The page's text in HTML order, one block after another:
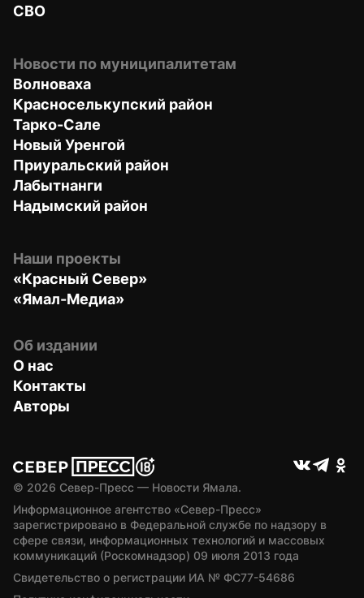
СВО
Новости по муниципалитетам
Волноваха
Красноселькупский район
Тарко-Сале
Новый Уренгой
Приуральский район
Лабытнанги
Надымский район
Наши проекты
«Красный Север»
«Ямал-Медиа»
Об издании
О нас
Контакты
Авторы
© 2026 Север-Пресс — Новости Ямала.
Информационное агентство «Север-Пресс»
зарегистрировано в Федеральной службе по надзору в
сфере связи, информационных технологий и массовых
коммуникаций (Роскомнадзор) 09 июля 2013 года
Свидетельство о регистрации ИА № ФС77-54686